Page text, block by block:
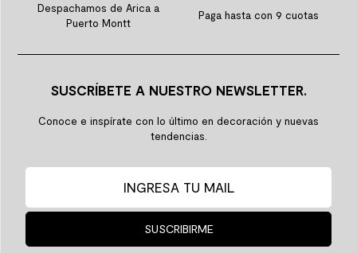
Despachamos de Arica a
Puerto Montt
Paga hasta con 9 cuotas
SUSCRÍBETE A NUESTRO NEWSLETTER.
Conoce e inspírate con lo último en decoración y nuevas
tendencias.
SUSCRIBIRME